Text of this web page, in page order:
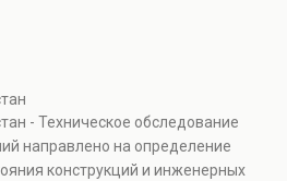
- Техническое обследование
направлено на определение
конструкций и инженерных